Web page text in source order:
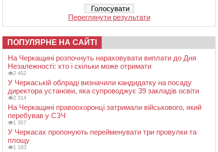
Переглянути результати
ПОПУЛЯРНЕ НА САЙТІ
На Черкащині розпочнуть нараховувати виплати до Дня
Незалежності: хто і скільки може отримати
2 452
У Черкаській облраді визначили кандидатку на посаду
директора установи, яка супроводжує 39 закладів освіти
2 314
На Черкащині правоохоронці затримали військового, який
перебував у СЗЧ
1 357
У Черкасах пропонують перейменувати три провулки та
площу
1 183